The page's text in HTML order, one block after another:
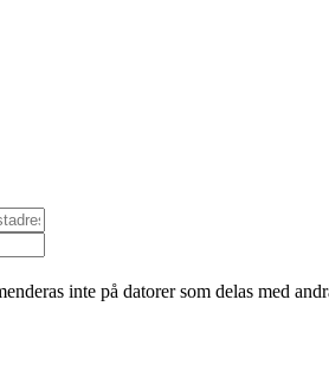
inte på datorer som delas med